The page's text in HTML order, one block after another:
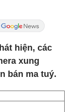
hiện, các
xung
bán ma tuý.